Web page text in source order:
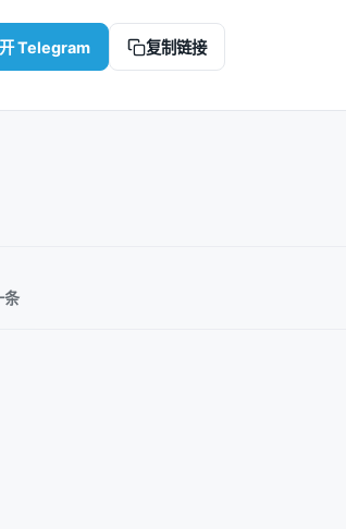
Telegram 复制链接
条